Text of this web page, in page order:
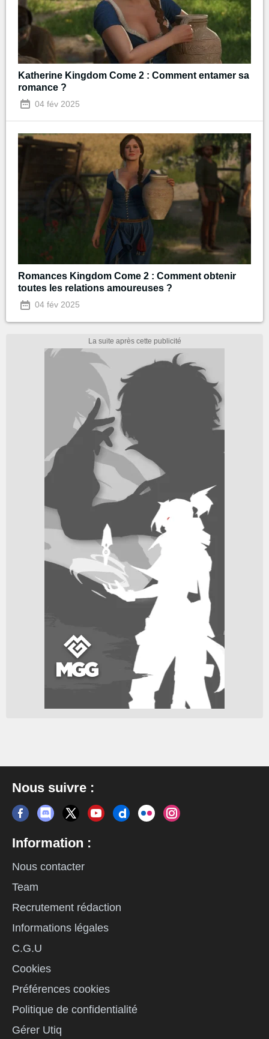
Katherine Kingdom Come 2 : Comment entamer sa
romance ?
04 fév 2025
Romances Kingdom Come 2 : Comment obtenir
toutes les relations amoureuses ?
04 fév 2025
Nous suivre :
Information :
Nous contacter
Team
Recrutement rédaction
Informations légales
C.G.U
Cookies
Préférences cookies
Politique de confidentialité
Gérer Utiq